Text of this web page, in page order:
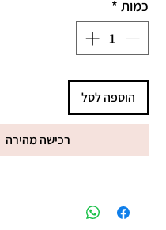
כמות *
הוספה לסל
רכישה מהירה